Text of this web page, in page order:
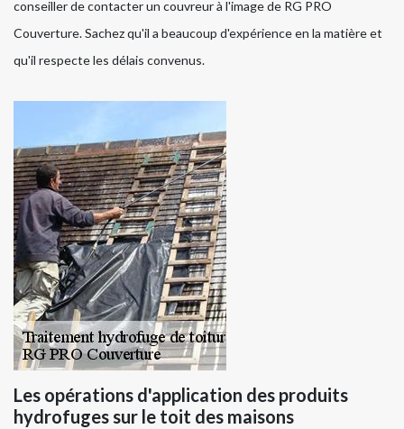
conseiller de contacter un couvreur à l'image de RG PRO
Couverture. Sachez qu'il a beaucoup d'expérience en la matière et
qu'il respecte les délais convenus.
Les opérations d'application des produits
hydrofuges sur le toit des maisons